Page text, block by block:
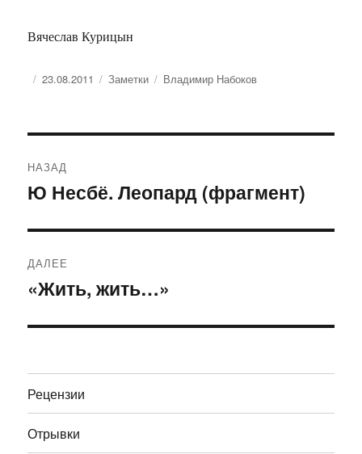
Вячеслав Курицын
Опубликовано
23.08.2011 Рубрики
Заметки Метки
Владимир Набоков
по
НАЗАД
Предыдущая
Ю Несбё. Леопард (фрагмент)
ДАЛЕЕ
Следующая
«Жить, жить…»
Рецензии
Отрывки